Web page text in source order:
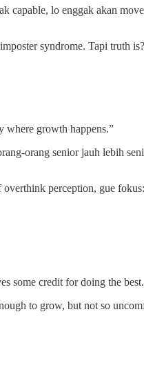
lo enggak akan
syndrome. Tapi truth
where growth happens.”
orang senior jauh lebih
perception, gue
some credit for doing the best.
to grow, but not so